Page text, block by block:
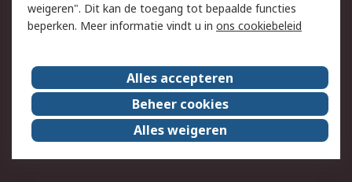
Algemene
verkoopvoorwaarden
Over RS
RS Group
Over ons
RS wereldwijd
Werken bij RS
ESG
weigeren". Dit kan de toegang tot bepaalde functies
beperken. Meer informatie vindt u in ons cookiebeleid
Alles accepteren
Beheer cookies
Alles weigeren